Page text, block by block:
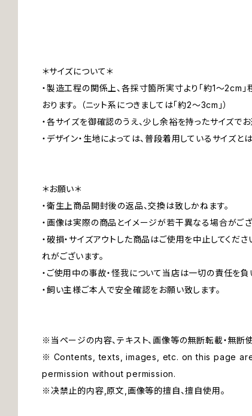
＊サイズについて＊
・製造工程の関係上、各採寸箇所実寸より「約1～2cm
おります。 （ニット系につきましては「約2～3cm」）
・各サイズを御確認のうえ、少し余裕を持ったサイズで
・デザイン・生地によっては、普段着用しているサイズと
＊お願い＊
・衛生上商品開封後の返品、交換は致しかねます。
・画像は実際の商品とイメージが若干異なる場合がご
・破損・サイズアウトした商品はご使用を中止してくだ
れがございます。
・ご使用中の事故・怪我について当店は一切の責任を負
・飼い主様ご本人で安全確認をお願い致します。
※当ページの内容、テキスト、画像等の無断転載・無断
※ Contents, texts, images, etc. on this page
permission without permission.
※决禁止的内容,原文,画像等的擅自、擅自使用。